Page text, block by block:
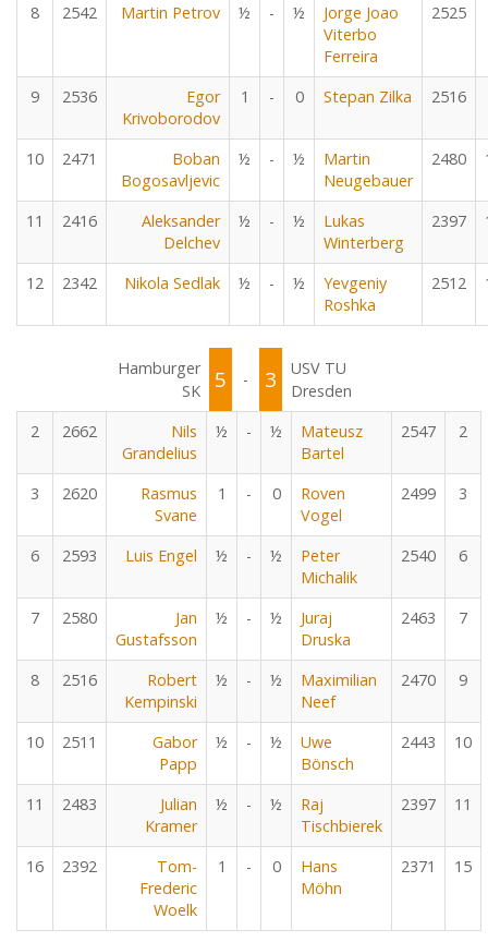
8 2542 Martin Petrov ½ - ½
Jorge Joao
Viterbo
Ferreira
2525
9 2536
Egor
Krivoborodov
1 - 0 Stepan Zilka 2516
10 2471
Boban
Bogosavljevic
½ - ½
Martin
Neugebauer
2480
11 2416
Aleksander
Delchev
½ - ½
Lukas
Winterberg
2397
12 2342 Nikola Sedlak ½ - ½
Yevgeniy
Roshka
2512
Hamburger
SK
5 - 3
USV TU
Dresden
2
2662
Nils
Grandelius
½ - ½
Mateusz
Bartel
2547 2
3 2620
Rasmus
Svane
1 - 0
Roven
Vogel
2499 3
6 2593 Luis Engel ½ - ½
Peter
Michalik
2540 6
7 2580
Jan
Gustafsson
½ - ½
Juraj
Druska
2463 7
8 2516
Robert
Kempinski
½ - ½
Maximilian
Neef
2470 9
10 2511
Gabor
Papp
½ - ½
Uwe
Bönsch
2443 10
11 2483
Julian
Kramer
½ - ½
Raj
Tischbierek
2397 11
16 2392
Tom-
Frederic
Woelk
1 - 0
Hans
Möhn
2371 15